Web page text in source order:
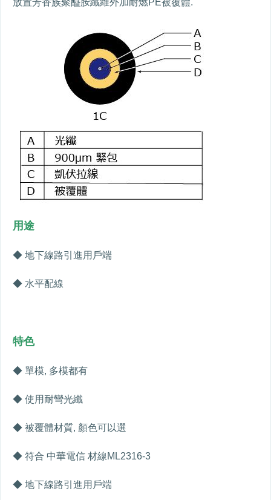
放置芳香族聚醯胺纖維外加耐燃PE被覆體.
用途
◆ 地下線路引進用戶端
◆ 水平配線
特色
◆ 單模, 多模都有
◆ 使用耐彎光纖
◆ 被覆體材質, 顏色可以選
◆ 符合 中華電信 材線ML2316-3
◆ 地下線路引進用戶端